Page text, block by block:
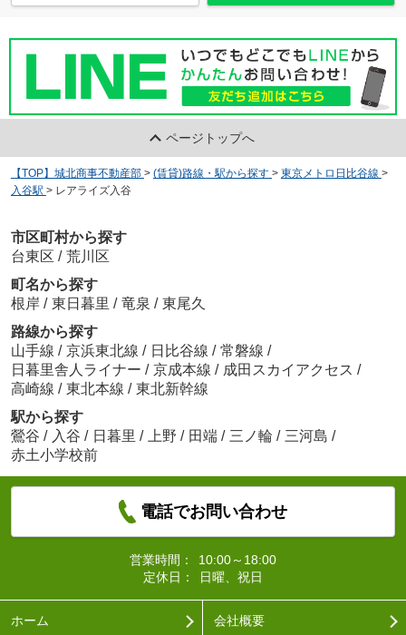
ページトップへ
【TOP】城北商事不動産部 > (賃貸)路線・駅から探す > 東京メトロ日比谷線 >
入谷駅 > レアライズ入谷
市区町村から探す
台東区 / 荒川区
町名から探す
根岸 / 東日暮里 / 竜泉 / 東尾久
路線から探す
山手線 / 京浜東北線 / 日比谷線 / 常磐線 /
日暮里舎人ライナー / 京成本線 / 成田スカイアクセス /
高崎線 / 東北本線 / 東北新幹線
駅から探す
鶯谷 / 入谷 / 日暮里 / 上野 / 田端 / 三ノ輪 / 三河島 /
赤土小学校前
電話でお問い合わせ
営業時間：
10:00～18:00
定休日：
日曜、祝日
ホーム 会社概要